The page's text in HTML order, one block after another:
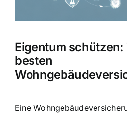
Eigentum
besten
Eine